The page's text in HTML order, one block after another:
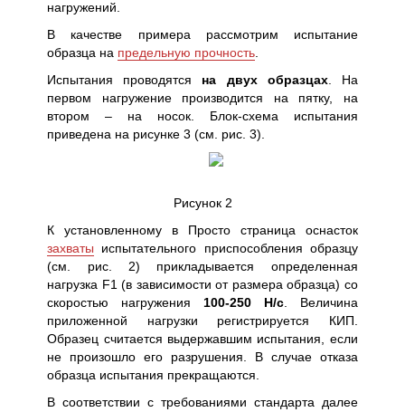
нагружений.
В качестве примера рассмотрим испытание
образца на предельную прочность
Испытания проводятся на двух образцах. На
первом нагружение производится на пятку, на
втором – на носок. Блок-схема испытания
приведена на рисунке 3 (см. рис. 3).
Рисунок 2
К установленному в Просто страница оснасток
захваты испытательного приспособления образцу
(см. рис. 2) прикладывается определенная
нагрузка F1 (в зависимости от размера образца) со
скоростью нагружения 100-250 Н/с. Величина
приложенной нагрузки регистрируется КИП.
Образец считается выдержавшим испытания, если
не произошло его разрушения. В случае отказа
образца испытания прекращаются.
В соответствии с требованиями стандарта далее